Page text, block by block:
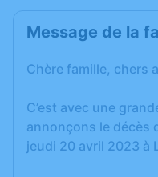
Message de la
Chère famille, chers
C’est avec une
annonçons le décès
jeudi 20 avril 2023 à